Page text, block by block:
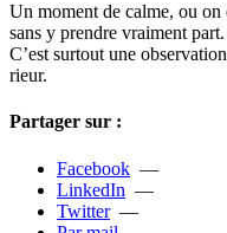
Un moment de calme, ou
sans y pren­dre vrai­ment part.
C’est sur­tout une
rieur.
Partager sur :
Facebook —
LinkedIn —
Twitter—